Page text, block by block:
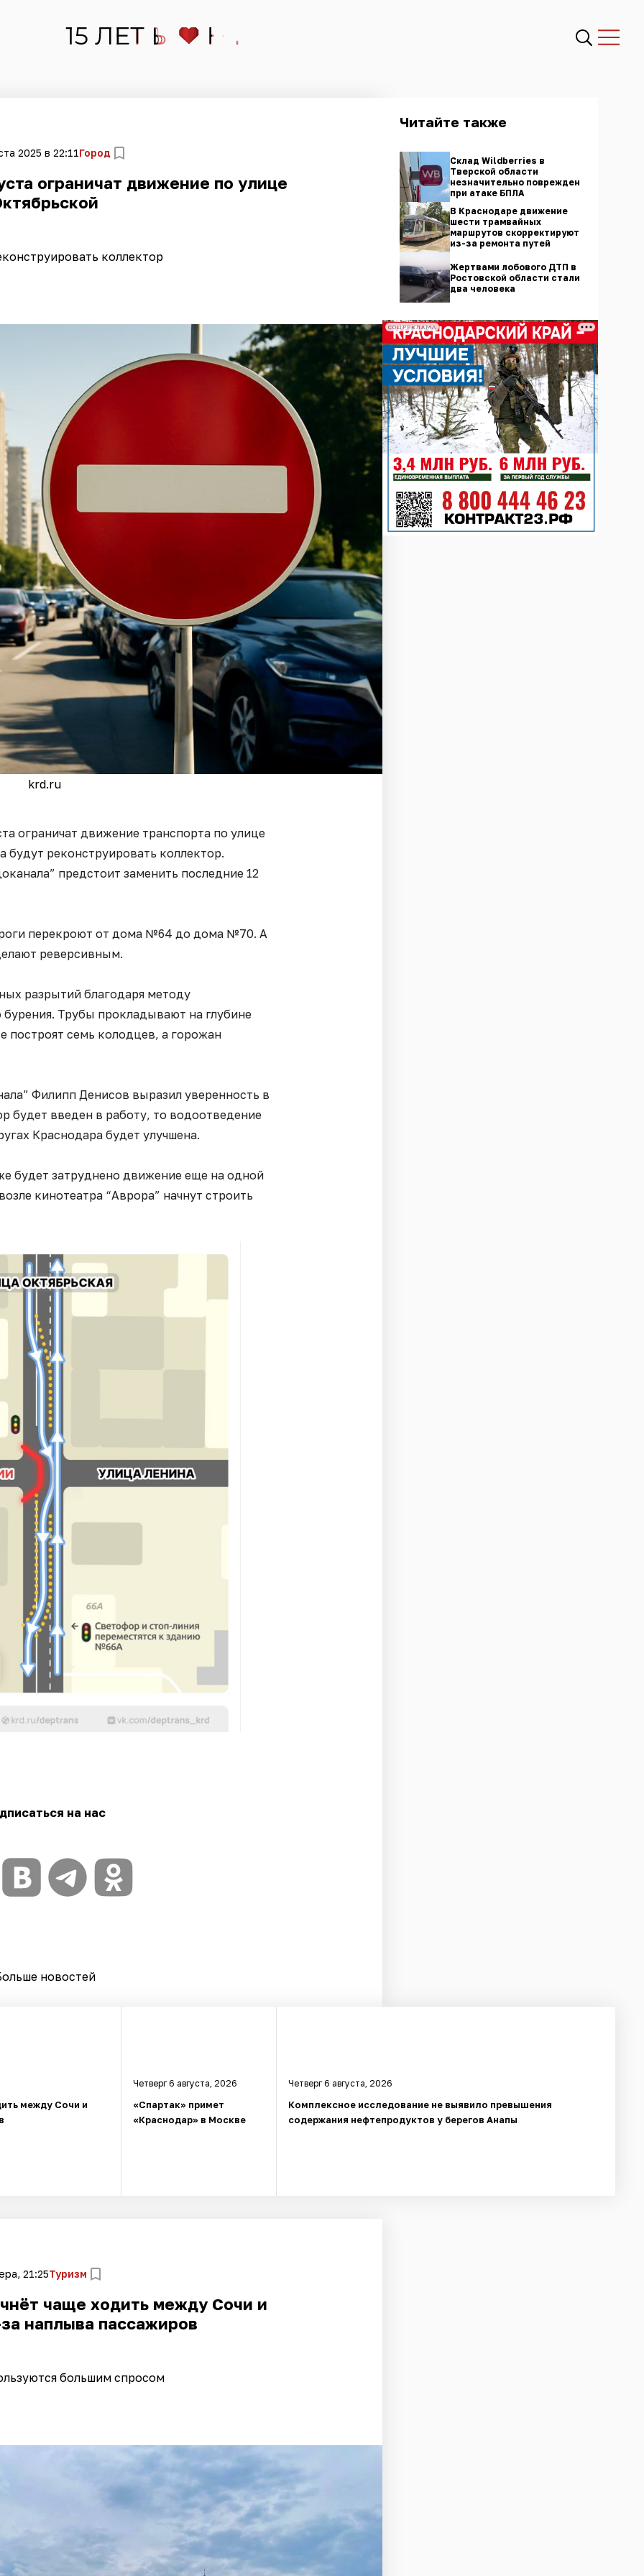
2025 в 22:11Город
ограничат движение по улице
коллектор
krd.ru
ограничат движение транспорта по улице
будут реконструировать коллектор.
предстоит заменить последние 12
перекроют от дома №64 до дома №70. А
реверсивным.
разрытий благодаря методу
Трубы прокладывают на глубине
построят семь колодцев, а горожан
Филипп Денисов выразил уверенность в
будет введен в работу, то водоотведение
Краснодара будет улучшена.
будет затруднено движение еще на одной
кинотеатра “Аврора” начнут строить
на нас
новостей
Читайте также
Склад Wildberries в
Тверской области
незначительно поврежден
при атаке БПЛА
В Краснодаре движение
шести трамвайных
маршрутов скорректируют
из-за ремонта путей
Жертвами лобового ДТП в
Ростовской области стали
два человека
СОЦРЕКЛАМА
между Сочи и
Четверг 6 августа, 2026
«Спартак» примет
«Краснодар» в Москве
Четверг 6 августа, 2026
Комплексное исследование не выявило превышения
содержания нефтепродуктов у берегов Анапы
21:25Туризм
чаще ходить между Сочи и
наплыва пассажиров
большим спросом